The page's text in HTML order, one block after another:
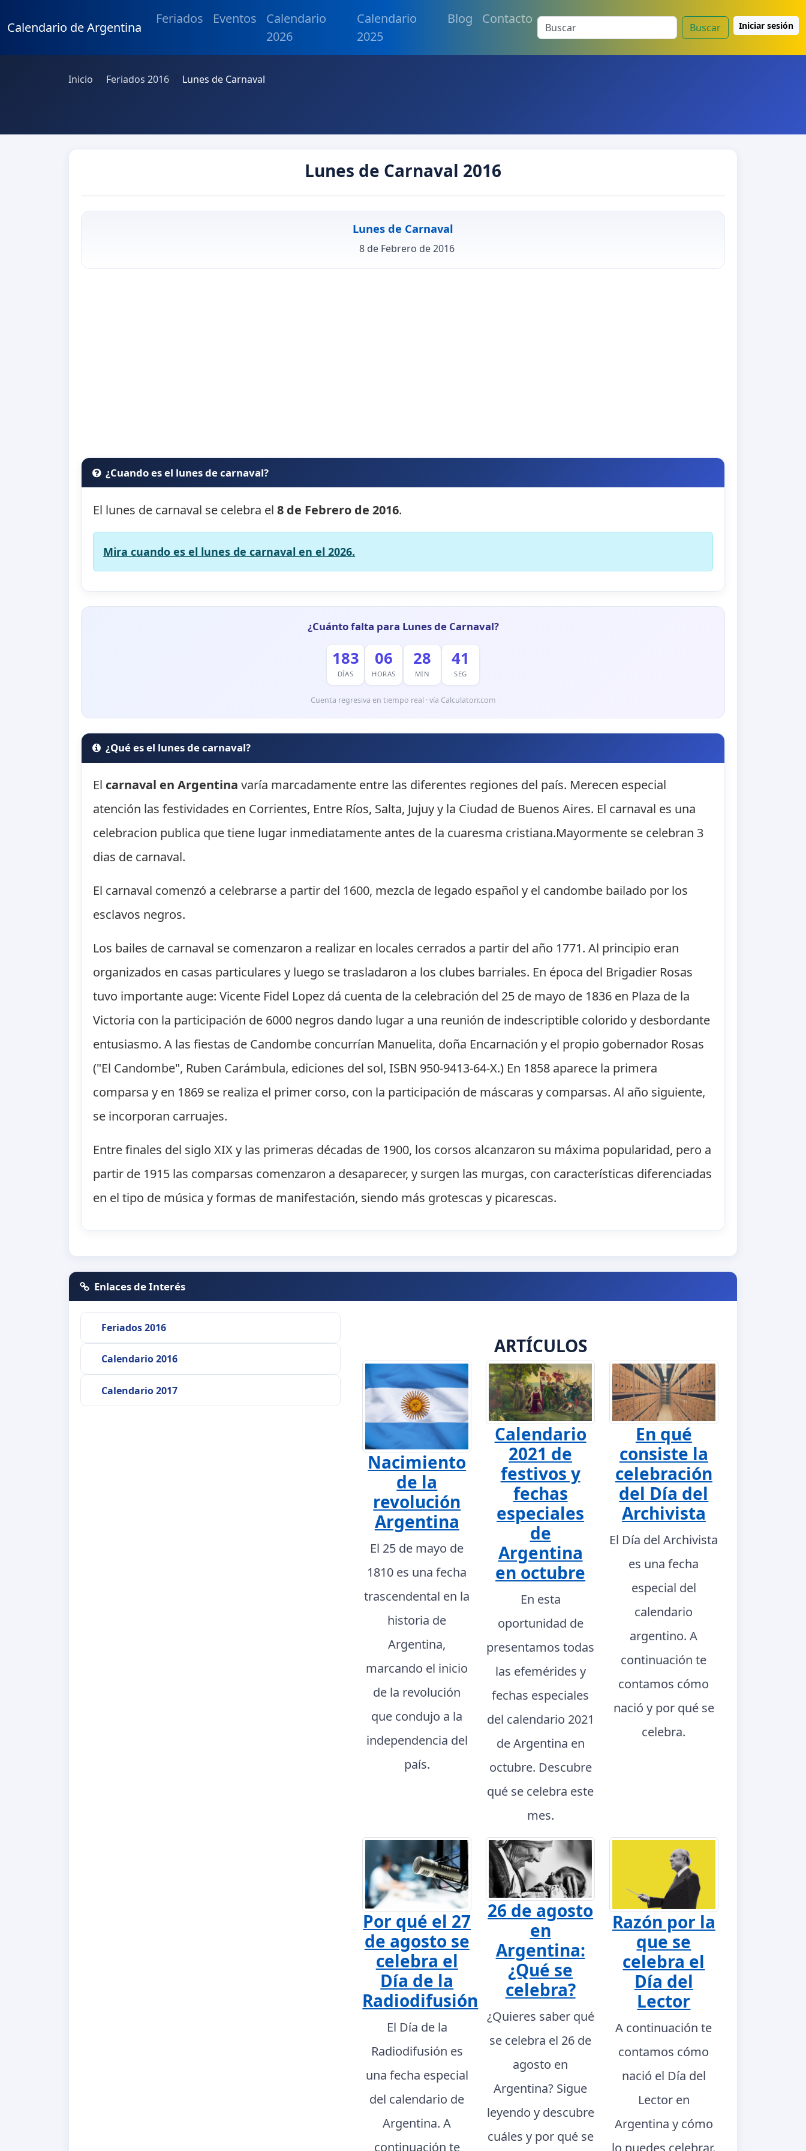
Calendario de Argentina
Feriados Eventos
Calendario
2026
Calendario
2025
Blog Contacto
Buscar Iniciar sesión
Inicio Feriados 2016 Lunes de Carnaval
Lunes de Carnaval 2016
Lunes de Carnaval
8 de Febrero de 2016
¿Cuando es el lunes de carnaval?
El lunes de carnaval se celebra el8 de Febrero de 2016.
Mira cuando es el lunes de carnaval en el 2026.
¿Cuánto falta para Lunes de Carnaval?
183
DÍAS
06
HORAS
28
MIN
40
SEG
Cuenta regresiva en tiempo real · vía Calculatorr.com
¿Qué es el lunes de carnaval?
El carnaval en Argentina varía marcadamente entre las diferentes regiones del país. Merecen especial
atención las festividades en Corrientes, Entre Ríos, Salta, Jujuy y la Ciudad de Buenos Aires. El carnaval es una
celebracion publica que tiene lugar inmediatamente antes de la cuaresma cristiana.Mayormente se celebran 3
dias de carnaval.
El carnaval comenzó a celebrarse a partir del 1600, mezcla de legado español y el candombe bailado por los
esclavos negros.
Los bailes de carnaval se comenzaron a realizar en locales cerrados a partir del año 1771. Al principio eran
organizados en casas particulares y luego se trasladaron a los clubes barriales. En época del Brigadier Rosas
tuvo importante auge: Vicente Fidel Lopez dá cuenta de la celebración del 25 de mayo de 1836 en Plaza de la
Victoria con la participación de 6000 negros dando lugar a una reunión de indescriptible colorido y desbordante
entusiasmo. A las fiestas de Candombe concurrían Manuelita, doña Encarnación y el propio gobernador Rosas
("El Candombe", Ruben Carámbula, ediciones del sol, ISBN 950-9413-64-X.) En 1858 aparece la primera
comparsa y en 1869 se realiza el primer corso, con la participación de máscaras y comparsas. Al año siguiente,
se incorporan carruajes.
Entre finales del siglo XIX y las primeras décadas de 1900, los corsos alcanzaron su máxima popularidad, pero a
partir de 1915 las comparsas comenzaron a desaparecer, y surgen las murgas, con características diferenciadas
en el tipo de música y formas de manifestación, siendo más grotescas y picarescas.
Enlaces de Interés
Feriados 2016
Calendario 2016
Calendario 2017
ARTÍCULOS
Nacimiento
de la
revolución
Argentina
El 25 de mayo de
1810 es una fecha
trascendental en la
historia de
Argentina,
marcando el inicio
de la revolución
que condujo a la
independencia del
país.
Calendario
2021 de
festivos y
fechas
especiales
de
Argentina
en octubre
En esta
oportunidad de
presentamos todas
las efemérides y
fechas especiales
del calendario 2021
de Argentina en
octubre. Descubre
qué se celebra este
mes.
En qué
consiste la
celebración
del Día del
Archivista
El Día del Archivista
es una fecha
especial del
calendario
argentino. A
continuación te
contamos cómo
nació y por qué se
celebra.
Por qué el 27
de agosto se
celebra el
Día de la
Radiodifusión
El Día de la
Radiodifusión es
una fecha especial
del calendario de
Argentina. A
continuación te
26 de agosto
en
Argentina:
¿Qué se
celebra?
¿Quieres saber qué
se celebra el 26 de
agosto en
Argentina? Sigue
leyendo y descubre
cuáles y por qué se
Razón por la
que se
celebra el
Día del
Lector
A continuación te
contamos cómo
nació el Día del
Lector en
Argentina y cómo
lo puedes celebrar.